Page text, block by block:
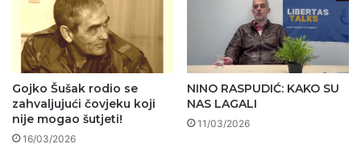
Gojko Šušak rodio se
zahvaljujući čovjeku koji
nije mogao šutjeti!
16/03/2026
NINO RASPUDIĆ: KAKO SU
NAS LAGALI
11/03/2026